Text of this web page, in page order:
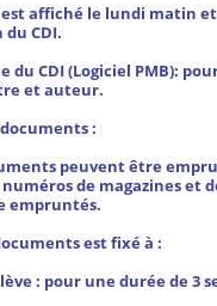
affiché le lundi matin
CDI.
du CDI (Logiciel PMB):
et auteur.
:
peuvent être
de magazines et
empruntés.
est fixé à :
: pour une durée de 3